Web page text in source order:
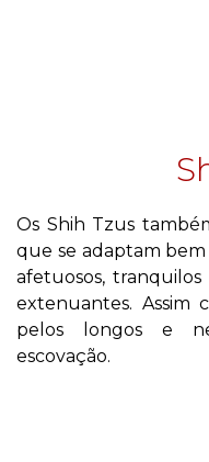
Os Shih Tzus
que se adaptam bem
afetuosos,
extenuantes. Assim
pelos longos e
escovação.